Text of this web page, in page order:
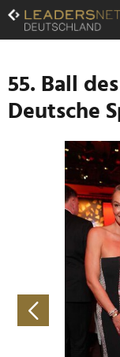
Zum
Inhalt
Zur
Navigation
Zur
Hauptnavigation
55. Ball
Deutsche